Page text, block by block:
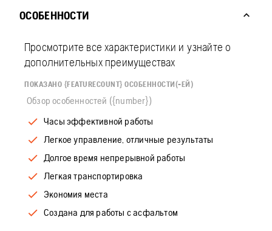
ОСОБЕННОСТИ
Просмотрите все характеристики и узнайте о
дополнительных преимуществах
ПОКАЗАНО {FEATURECOUNT} ОСОБЕННОСТИ(-ЕЙ)
Обзор особенностей ({number})
Часы эффективной работы
Легкое управление, отличные результаты
Долгое время непрерывной работы
Легкая транспортировка
Экономия места
Создана для работы с асфальтом